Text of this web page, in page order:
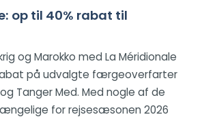
op til 40% rabat til
og Marokko med La Méridionale
på udvalgte færgeoverfarter
Tanger Med. Med nogle af de
for rejsesæsonen 2026